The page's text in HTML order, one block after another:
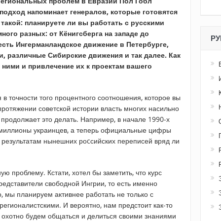
напоминает генералов, которые готовятся
планируете ли вы работать с русскими
разных: от Кёнигсберга на западе до
Ингерманландское движение в Петербурге,
различные Сибирские движения и так далее. Как
и привлечение их к проектам вашего
точности того процентного соотношения, которое вы
советской истории власть многих насильно
это делать. Например, в начале 1990-х
украинцев, а теперь официальные цифры
результатам нынешних роcсийских переписей вряд ли
проблему. Кстати, хотел бы заметить, что курс
свободной Ингрии, то есть именно
мы планируем активнее работать не только с
И вероятно, нам предстоит как-то
будем общаться и делиться своими знаниями